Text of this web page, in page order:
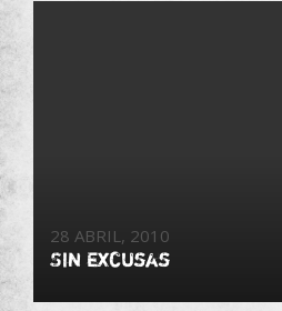
28 ABRIL, 2010
Sin excusas